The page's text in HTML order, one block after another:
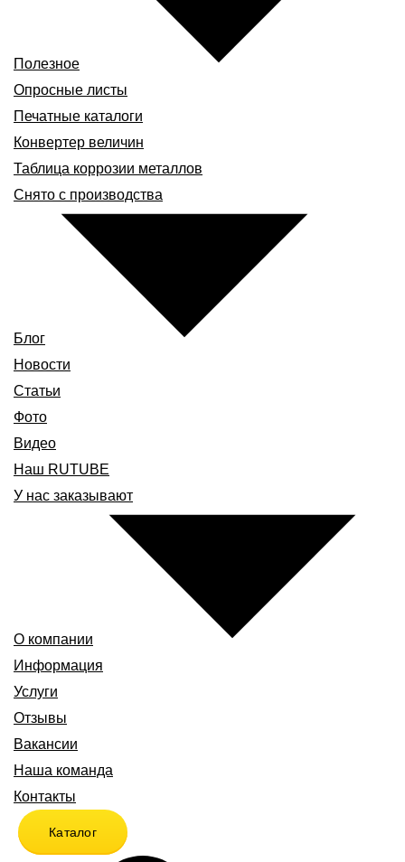
Полезное
Опросные листы
Печатные каталоги
Конвертер величин
Таблица коррозии металлов
Снято с производства
Блог
Новости
Статьи
Фото
Видео
Наш RUTUBE
У нас заказывают
О компании
Информация
Услуги
Отзывы
Вакансии
Наша команда
Контакты
Каталог